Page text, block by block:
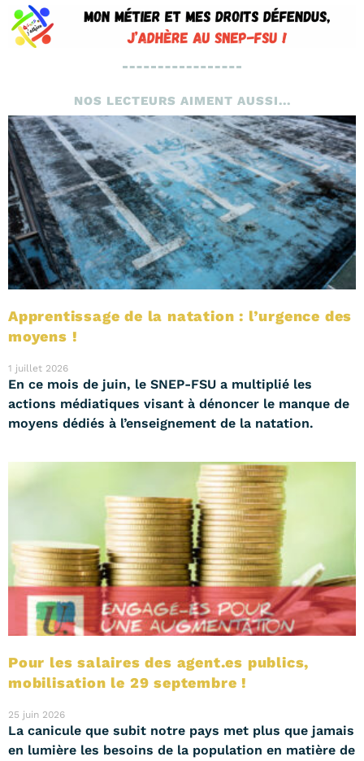
NOS LECTEURS AIMENT AUSSI...
Apprentissage de la natation : l’urgence des
moyens !
1 juillet 2026
En ce mois de juin, le SNEP-FSU a multiplié les
actions médiatiques visant à dénoncer le manque de
moyens dédiés à l’enseignement de la natation.
Pour les salaires des agent.es publics,
mobilisation le 29 septembre !
25 juin 2026
La canicule que subit notre pays met plus que jamais
en lumière les besoins de la population en matière de